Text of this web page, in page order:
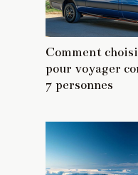
Comment
pour voyager
7 personnes